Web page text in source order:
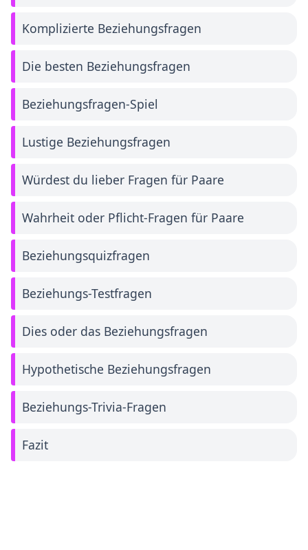
Komplizierte Beziehungsfragen
Die besten Beziehungsfragen
Beziehungsfragen-Spiel
Lustige Beziehungsfragen
Würdest du lieber Fragen für Paare
Wahrheit oder Pflicht-Fragen für Paare
Beziehungsquizfragen
Beziehungs-Testfragen
Dies oder das Beziehungsfragen
Hypothetische Beziehungsfragen
Beziehungs-Trivia-Fragen
Fazit